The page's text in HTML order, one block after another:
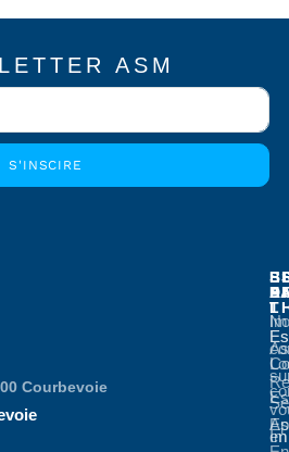
ASM
S'INSCIRE
Courbevoie
en